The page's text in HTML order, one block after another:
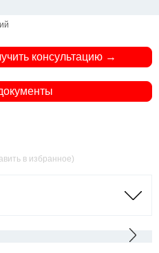
консультацию →
в избранное)